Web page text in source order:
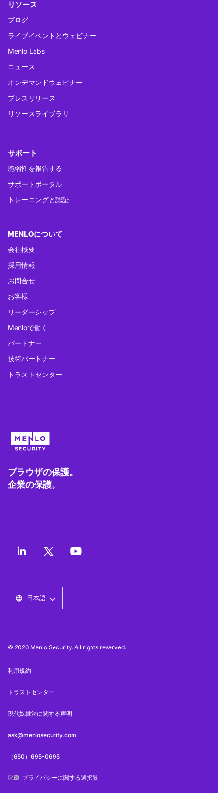
リソース
ブログ
ライブイベントとウェビナー
Menlo Labs
ニュース
オンデマンドウェビナー
プレスリリース
リソースライブラリ
サポート
脆弱性を報告する
サポートポータル
トレーニングと認証
MENLOについて
会社概要
採用情報
お問合せ
お客様
リーダーシップ
Menloで働く
パートナー
技術パートナー
トラストセンター
ブラウザの保護。
企業の保護。
日本語
© 2026 Menlo Security. All rights reserved.
利用規約
トラストセンター
現代奴隷法に関する声明
ask@menlosecurity.com
（650）695-0695
プライバシーに関する選択肢